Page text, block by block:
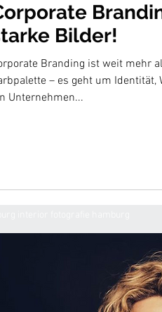
Bilder!
Branding ist weit mehr
– es geht um Identität,
Unternehmen...